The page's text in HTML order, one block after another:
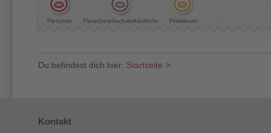
Fleischer Fleischereifachverkäufer/in Praktikum
Du befindest dich hier: Startseite >
Kontakt